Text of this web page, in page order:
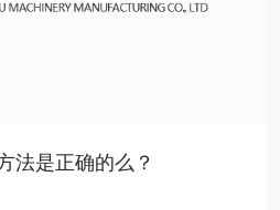
法是正确的么？